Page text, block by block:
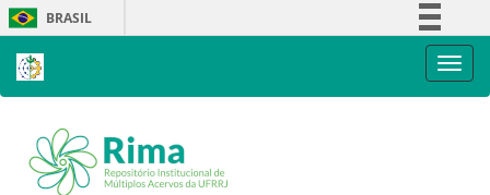
Skip
navigation
BRASIL